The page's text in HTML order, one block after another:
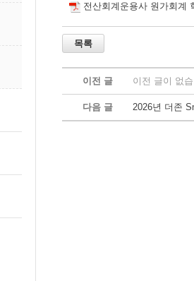
전산회계운용사 원가회계
이전 글 이전 글이 없
다음 글 2026년 더존